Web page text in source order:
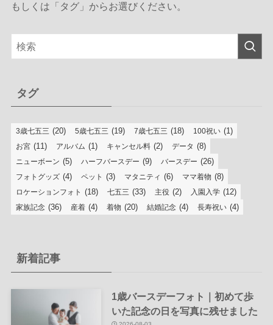
もしくは「タグ」からお選びください。
タグ
3歳七五三 (20) 5歳七五三 (19) 7歳七五三 (18) 100祝い (1)
お宮 (11) アルバム (1) キャンセル料 (2) データ (8)
ニューボーン (5) ハーフバースデー (9) バースデー (26)
フォトグッズ (4) ペット (3) マタニティ (6) ママ着物 (8)
ロケーションフォト (18) 七五三 (33) 主役 (2) 入園入学 (12)
家族記念 (36) 産着 (4) 着物 (20) 結婚記念 (4) 長寿祝い (4)
新着記事
1歳バースデーフォト｜初めて歩
いた記念の日を写真に残せました